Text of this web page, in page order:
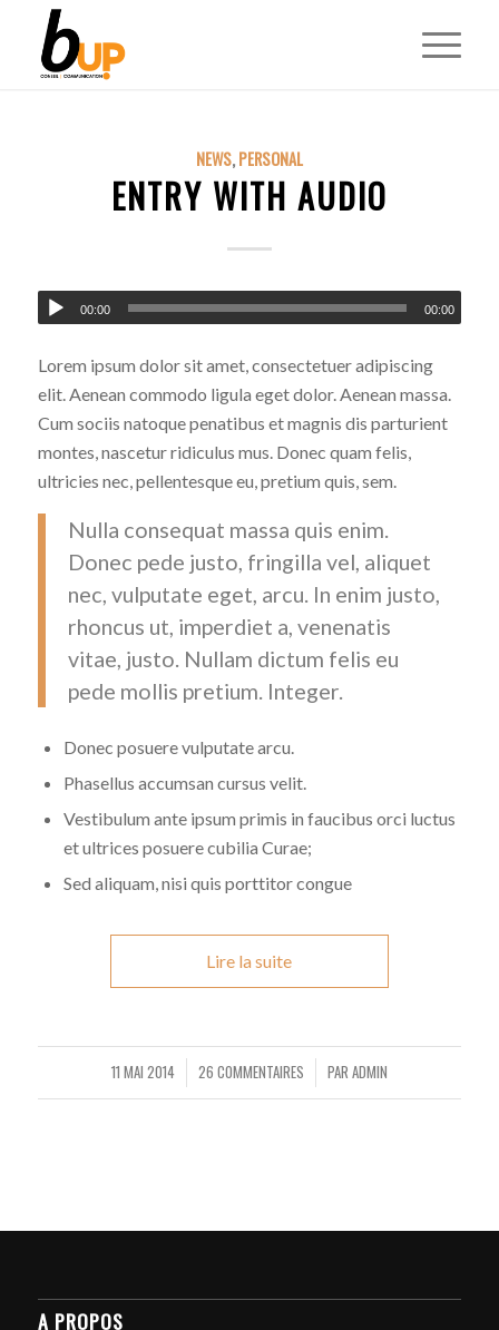
NEWS,PERSONAL
ENTRY WITH AUDIO
00:00 00:00
Lorem ipsum dolor sit amet, consectetuer adipiscing
elit. Aenean commodo ligula eget dolor. Aenean massa.
Cum sociis natoque penatibus et magnis dis parturient
montes, nascetur ridiculus mus. Donec quam felis,
ultricies nec, pellentesque eu, pretium quis, sem.
Nulla consequat massa quis enim.
Donec pede justo, fringilla vel, aliquet
nec, vulputate eget, arcu. In enim justo,
rhoncus ut, imperdiet a, venenatis
vitae, justo. Nullam dictum felis eu
pede mollis pretium. Integer.
Donec posuere vulputate arcu.
Phasellus accumsan cursus velit.
Vestibulum ante ipsum primis in faucibus orci luctus
et ultrices posuere cubilia Curae;
Sed aliquam, nisi quis porttitor congue
Lire la suite
11 MAI 2014
/ 26 COMMENTAIRES
/ PAR ADMIN
A PROPOS